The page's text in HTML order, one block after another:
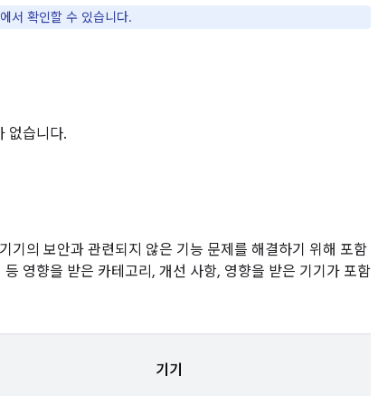
에서 확인할 수 있습니다.
없습니다.
의 보안과 관련되지 않은 기능 문제를 해결하기 위해 포함
영향을 받은 카테고리, 개선 사항, 영향을 받은 기기가 포함
기기